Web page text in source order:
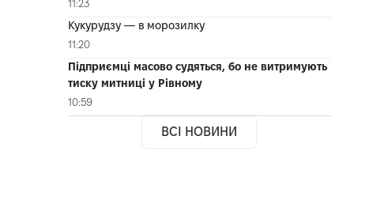
11:23
Кукурудзу — в морозилку
11:20
Підприємці масово судяться, бо не витримують
тиску митниці у Рівному
10:59
ВСІ НОВИНИ